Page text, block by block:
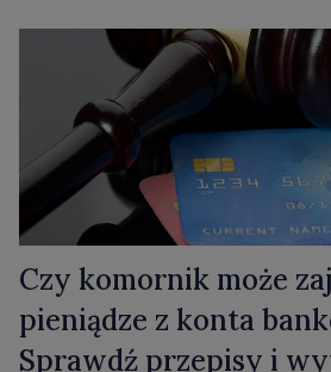
Czy komornik może
pieniądze z konta
Sprawdź przepisy i